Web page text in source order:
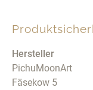
Hersteller
PichuMoonArt
Fäsekow 5